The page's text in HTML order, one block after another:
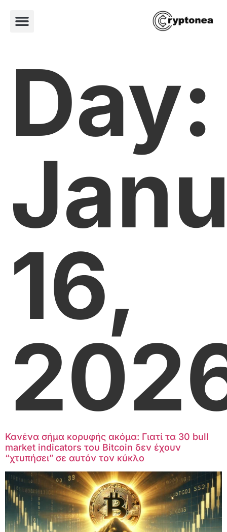
Day:
16,
Κανένα σήμα κορυφής ακόμα: Γιατί τα 30 bull
market indicators του Bitcoin δεν έχουν
“χτυπήσει” σε αυτόν τον κύκλο